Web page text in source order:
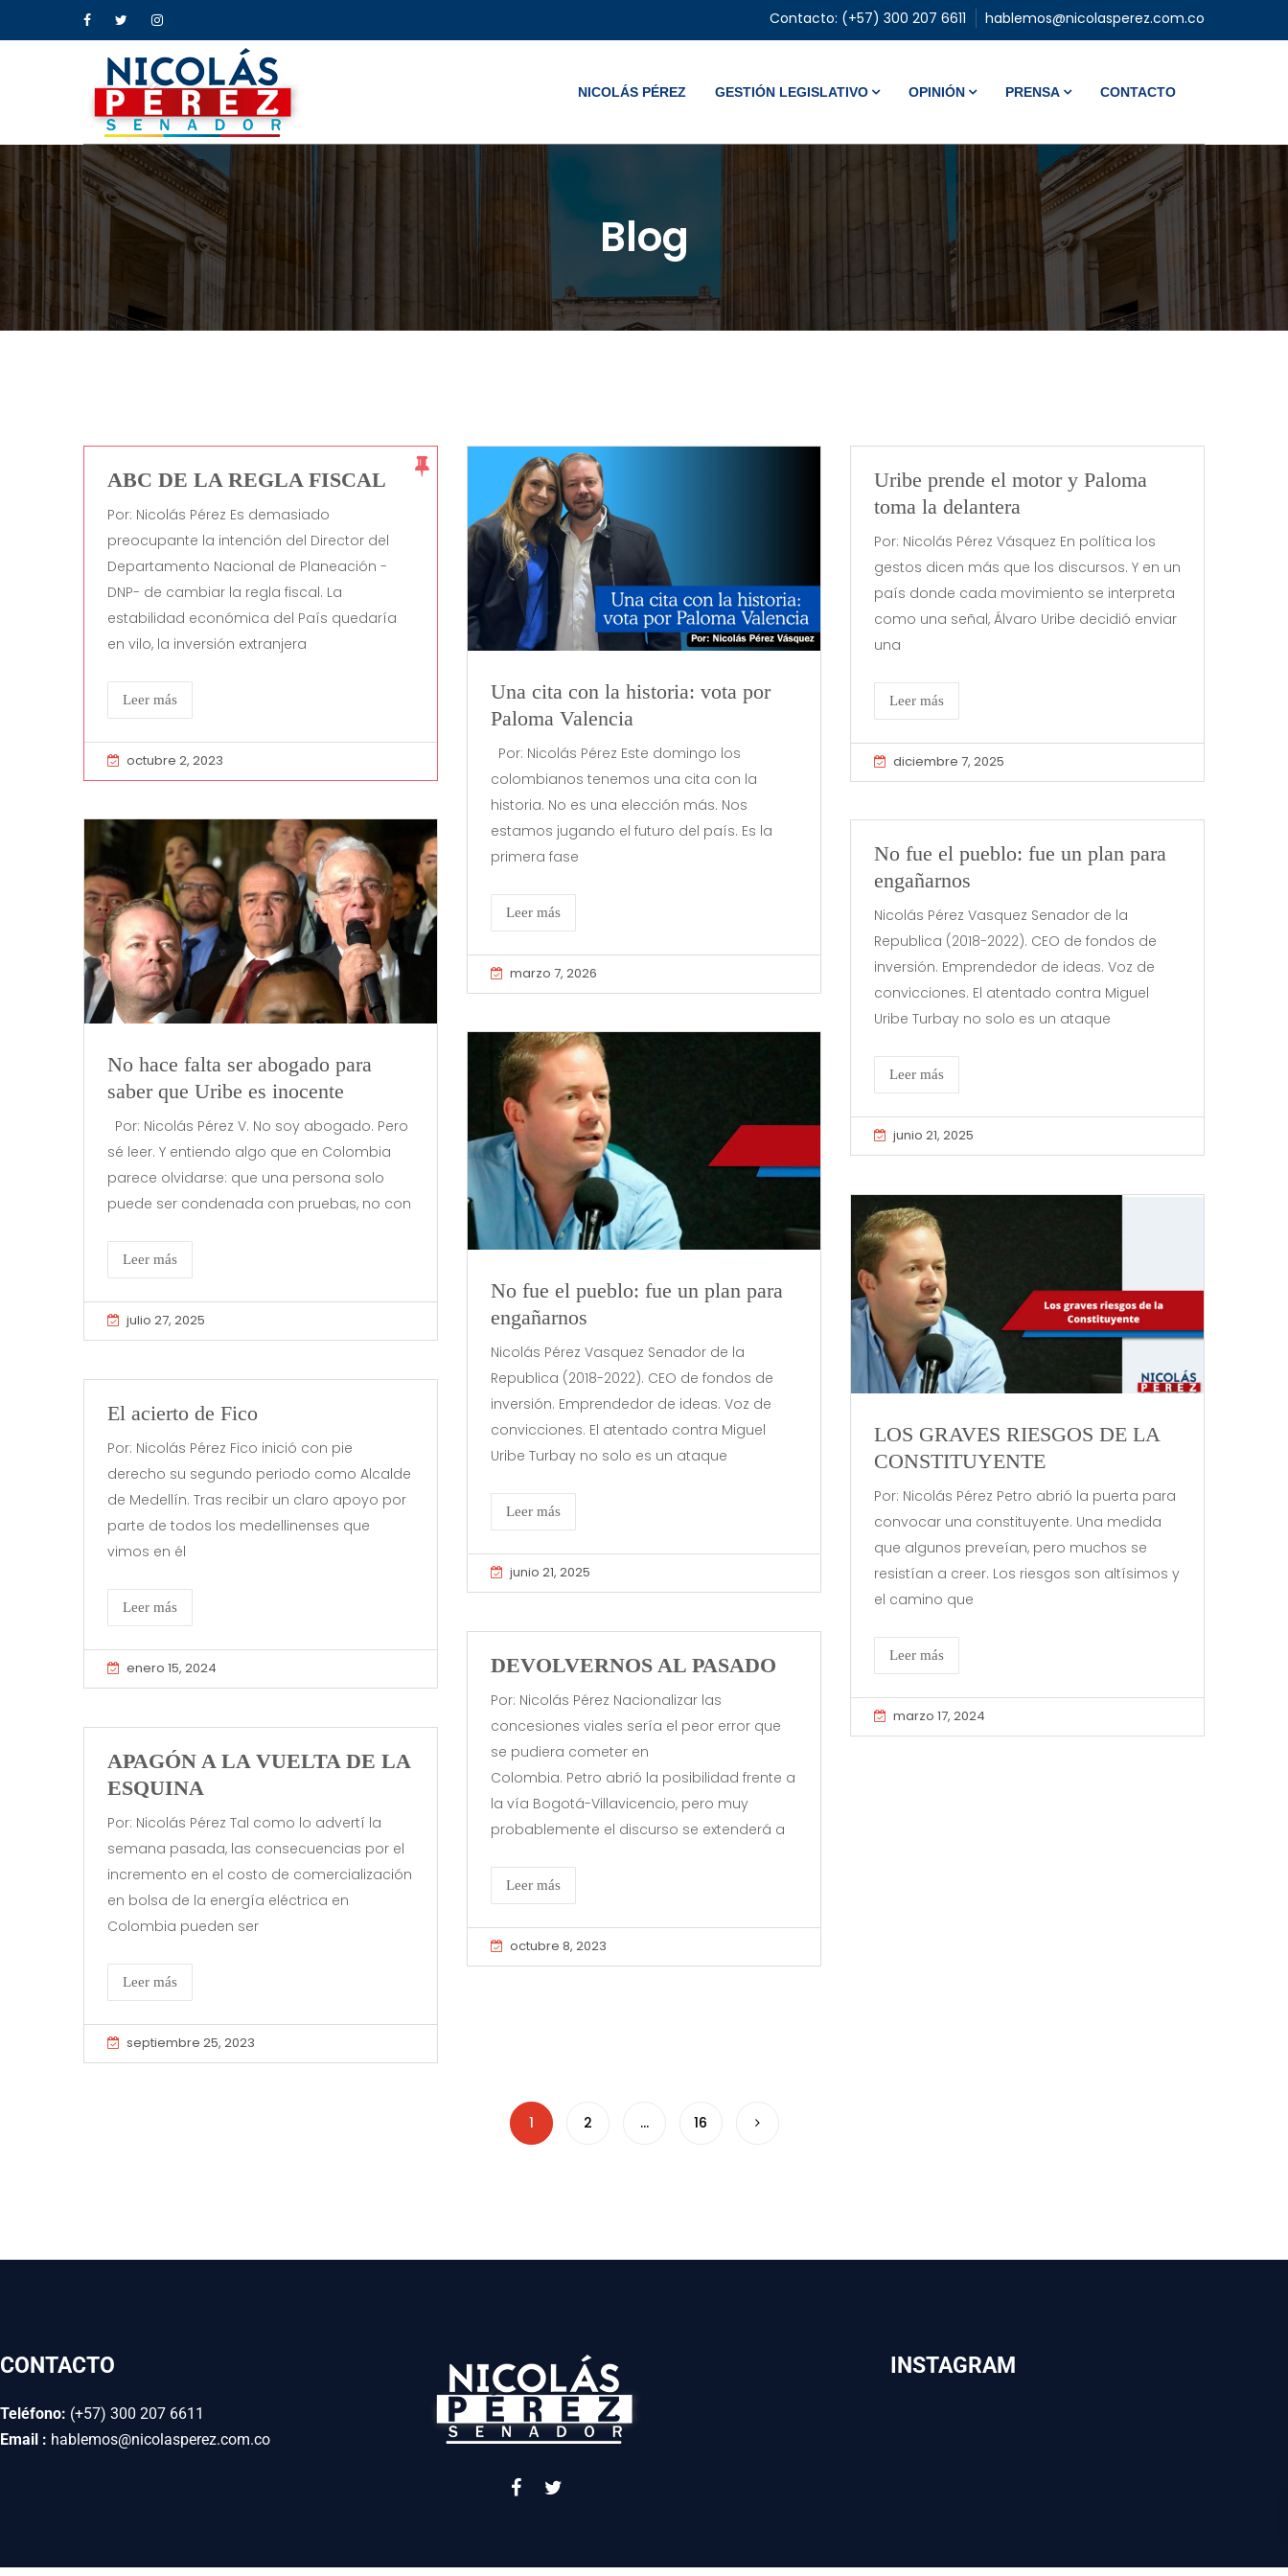
Contacto: (+57) 300 207 6611 hablemos@nicolasperez.com.co
NICOLÁS PÉREZ GESTIÓN LEGISLATIVO OPINIÓN PRENSA CONTACTO
Blog
ABC DE LA REGLA FISCAL
Por: Nicolás Pérez Es demasiado
preocupante la intención del Director del
Departamento Nacional de Planeación -
DNP- de cambiar la regla fiscal. La
estabilidad económica del País quedaría
en vilo, la inversión extranjera
Leer más
octubre 2, 2023
Una cita con la historia: vota por
Paloma Valencia
Por: Nicolás Pérez Este domingo los
colombianos tenemos una cita con la
historia. No es una elección más. Nos
estamos jugando el futuro del país. Es la
primera fase
Leer más
marzo 7, 2026
Uribe prende el motor y Paloma
toma la delantera
Por: Nicolás Pérez Vásquez En política los
gestos dicen más que los discursos. Y en un
país donde cada movimiento se interpreta
como una señal, Álvaro Uribe decidió enviar
una
Leer más
diciembre 7, 2025
No hace falta ser abogado para
saber que Uribe es inocente
Por: Nicolás Pérez V. No soy abogado. Pero
sé leer. Y entiendo algo que en Colombia
parece olvidarse: que una persona solo
puede ser condenada con pruebas, no con
Leer más
julio 27, 2025
No fue el pueblo: fue un plan para
engañarnos
Nicolás Pérez Vasquez Senador de la
Republica (2018-2022). CEO de fondos de
inversión. Emprendedor de ideas. Voz de
convicciones. El atentado contra Miguel
Uribe Turbay no solo es un ataque
Leer más
junio 21, 2025
No fue el pueblo: fue un plan para
engañarnos
Nicolás Pérez Vasquez Senador de la
Republica (2018-2022). CEO de fondos de
inversión. Emprendedor de ideas. Voz de
convicciones. El atentado contra Miguel
Uribe Turbay no solo es un ataque
Leer más
junio 21, 2025
LOS GRAVES RIESGOS DE LA
CONSTITUYENTE
Por: Nicolás Pérez Petro abrió la puerta para
convocar una constituyente. Una medida
que algunos preveían, pero muchos se
resistían a creer. Los riesgos son altísimos y
el camino que
Leer más
marzo 17, 2024
El acierto de Fico
Por: Nicolás Pérez Fico inició con pie
derecho su segundo periodo como Alcalde
de Medellín. Tras recibir un claro apoyo por
parte de todos los medellinenses que
vimos en él
Leer más
enero 15, 2024 DEVOLVERNOS AL PASADO
Por: Nicolás Pérez Nacionalizar las
concesiones viales sería el peor error que
se pudiera cometer en
Colombia. Petro abrió la posibilidad frente a
la vía Bogotá-Villavicencio, pero muy
probablemente el discurso se extenderá a
Leer más
octubre 8, 2023
APAGÓN A LA VUELTA DE LA
ESQUINA
Por: Nicolás Pérez Tal como lo advertí la
semana pasada, las consecuencias por el
incremento en el costo de comercialización
en bolsa de la energía eléctrica en
Colombia pueden ser
Leer más
septiembre 25, 2023
1 2 … 16
CONTACTO
Teléfono: (+57) 300 207 6611
Email : hablemos@nicolasperez.com.co
INSTAGRAM